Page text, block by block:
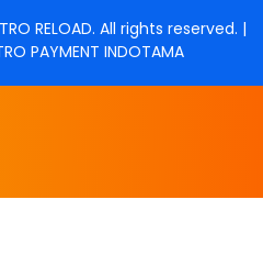
RELOAD. All rights reserved. |
PAYMENT INDOTAMA